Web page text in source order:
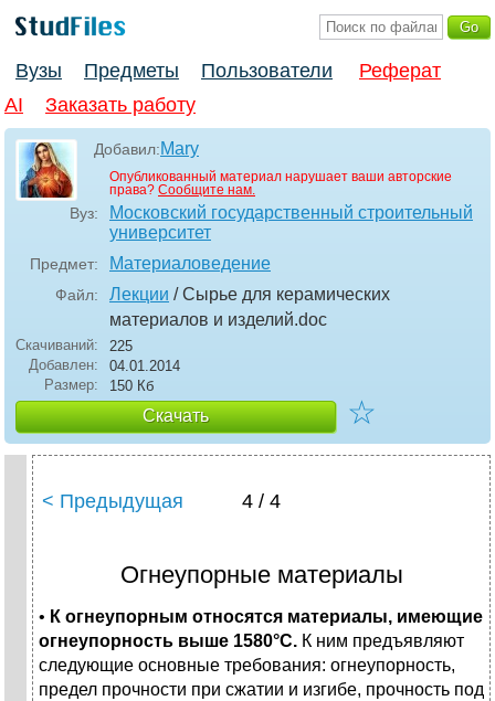
Вузы Предметы Пользователи
Реферат
AI
Заказать работу
Добавил:Mary
Опубликованный материал нарушает ваши авторские
права? Сообщите нам.
Вуз:
Московский государственный строительный
университет
Предмет: Материаловедение
Файл: Лекции / Сырье для керамических
материалов и изделий.doc
Скачиваний:
225
Добавлен:
04.01.2014
Размер:
150 Кб
Скачать ☆
< Предыдущая 4 / 4
Огнеупорные материалы
• К огнеупорным относятся материалы, имеющие
огнеупорность выше 1580°С. К ним предъявляют
следующие основные требова­ния: огнеупорность,
предел прочности при сжатии и изгибе, проч­ность под